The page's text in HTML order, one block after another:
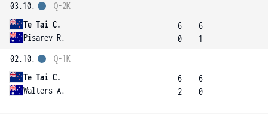
03.10.
Te Tai C.
Pisarev R.
Q-2K
6
0
6
1
02.10.
Te Tai C.
Walters A.
Q-1K
6
2
6
0